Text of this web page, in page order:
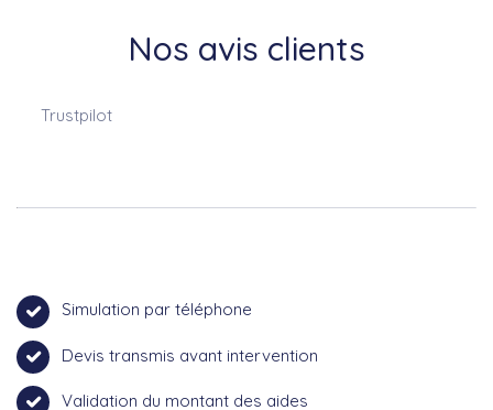
Nos avis clients
Trustpilot
Simulation par téléphone
Devis transmis avant intervention
Validation du montant des aides